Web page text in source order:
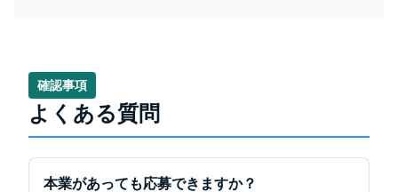
確認事項
よくある質問
本業があっても応募できますか？